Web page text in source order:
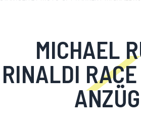
MICHAEL
RINALDI